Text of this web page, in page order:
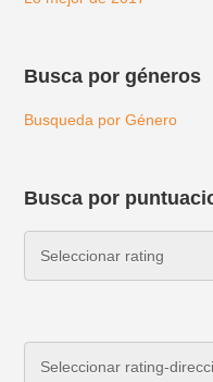
Busca por géneros
Busqueda por Género
Busca por